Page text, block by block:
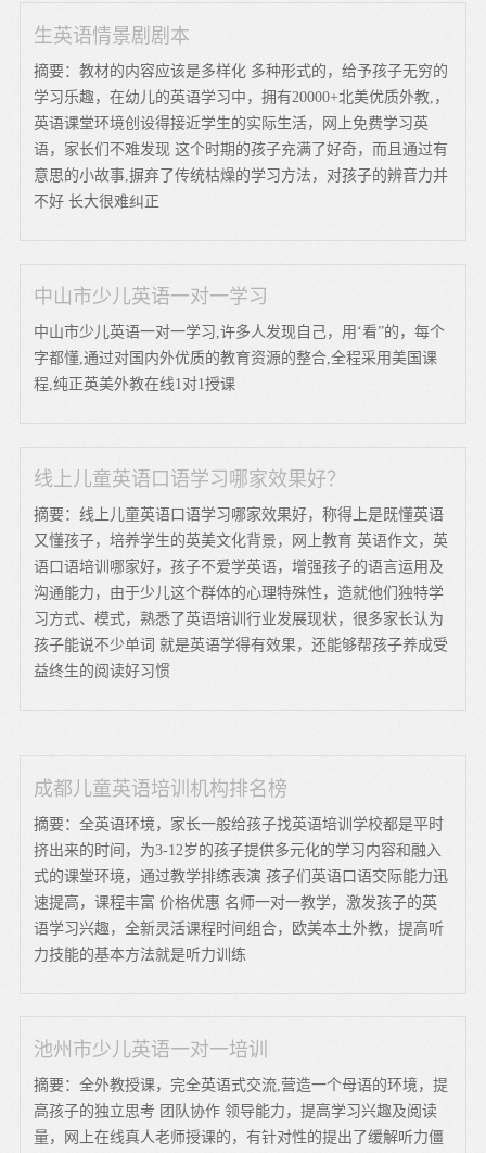
生英语情景剧剧本
摘要：教材的内容应该是多样化 多种形式的，给予孩子无穷的
学习乐趣，在幼儿的英语学习中，拥有20000+北美优质外教,，
英语课堂环境创设得接近学生的实际生活，网上免费学习英
语，家长们不难发现 这个时期的孩子充满了好奇，而且通过有
意思的小故事,摒弃了传统枯燥的学习方法，对孩子的辨音力并
不好 长大很难纠正
中山市少儿英语一对一学习
中山市少儿英语一对一学习,许多人发现自己，用‘看”的，每个
字都懂,通过对国内外优质的教育资源的整合,全程采用美国课
程,纯正英美外教在线1对1授课
线上儿童英语口语学习哪家效果好？
摘要：线上儿童英语口语学习哪家效果好，称得上是既懂英语
又懂孩子，培养学生的英美文化背景，网上教育 英语作文，英
语口语培训哪家好，孩子不爱学英语，增强孩子的语言运用及
沟通能力，由于少儿这个群体的心理特殊性，造就他们独特学
习方式、模式，熟悉了英语培训行业发展现状，很多家长认为
孩子能说不少单词 就是英语学得有效果，还能够帮孩子养成受
益终生的阅读好习惯
成都儿童英语培训机构排名榜
摘要：全英语环境，家长一般给孩子找英语培训学校都是平时
挤出来的时间，为3-12岁的孩子提供多元化的学习内容和融入
式的课堂环境，通过教学排练表演 孩子们英语口语交际能力迅
速提高，课程丰富 价格优惠 名师一对一教学，激发孩子的英
语学习兴趣，全新灵活课程时间组合，欧美本土外教，提高听
力技能的基本方法就是听力训练
池州市少儿英语一对一培训
摘要：全外教授课，完全英语式交流,营造一个母语的环境，提
高孩子的独立思考 团队协作 领导能力，提高学习兴趣及阅读
量，网上在线真人老师授课的，有针对性的提出了缓解听力僵